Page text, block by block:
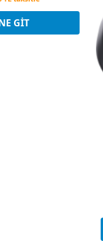
3 Taksit
GIT